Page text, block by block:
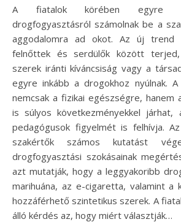
A fiatalok körében egyre növekvő számú
drogfogyasztásról számolnak be a
aggodalomra ad okot. Az új trend
felnőttek és serdülők között
szerek iránti kíváncsiság vagy a
egyre inkább a drogokhoz nyúlnak.
nemcsak a fizikai egészségre, hanem
is súlyos következményekkel
pedagógusok figyelmét is felhívja.
szakértők számos kutatást
drogfogyasztási szokásainak
azt mutatják, hogy a leggyakoribb
marihuána, az e-cigaretta, valamint a
hozzáférhető szintetikus szerek. A
álló kérdés az, hogy miért választják…